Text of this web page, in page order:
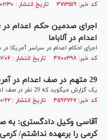
کد خبر: ۴۷۱۳۵۱۹ تاریخ انتشار : ۱۴۰۲/۰۲/۳۰
اجرای صدمین حکم اعدام در
اعدام در آلاباما
اجرای احکام اعدام در سراسر آمریکا در سال ۲۰۲۳ با سرعت در حال
کد خبر: ۴۷۰۰۳۹۸ تاریخ انتشار : ۱۴۰۱/۱۲/۰۶
29 متهم در صف اعدام در آمریکا
یک گزارش می‎گوید که 29 نفر در صف اعدام در آمریکا قرار دارند.
کد خبر: ۴۵۹۲۷۶۷ تاریخ انتشار : ۱۴۰۱/۱۰/۲۲
آقاسی وکیل دادگستری:
کرمی را برعهده نداشتم/